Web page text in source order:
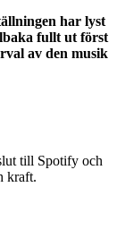
har lyst
fullt ut först
av den musik
till Spotify och
kraft.